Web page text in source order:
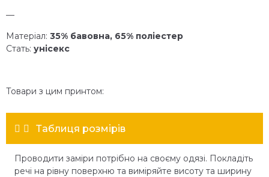
—
Матеріал: 35% бавовна, 65% поліестер
Стать: унісекс
Товари з цим принтом:
Таблиця розмірів
Проводити заміри потрібно на своєму одязі. Покладіть
речі на рівну поверхню та виміряйте висоту та ширину